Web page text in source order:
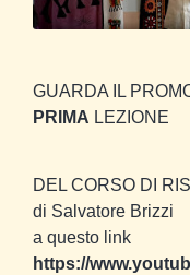
GUARDA IL
PRIMA LEZIONE
DEL CORSO DI
di Salvatore Brizzi
a questo link
https://